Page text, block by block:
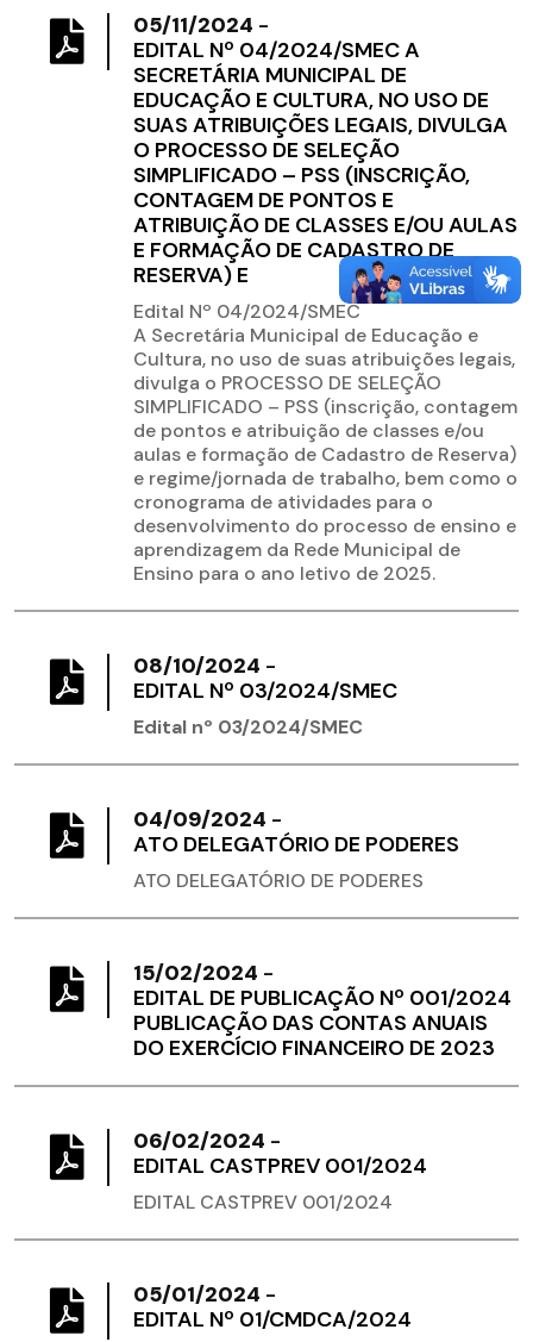
05/11/2024 -
EDITAL Nº 04/2024/SMEC A
SECRETÁRIA MUNICIPAL DE
EDUCAÇÃO E CULTURA, NO USO DE
SUAS ATRIBUIÇÕES LEGAIS, DIVULGA
O PROCESSO DE SELEÇÃO
SIMPLIFICADO – PSS (INSCRIÇÃO,
CONTAGEM DE PONTOS E
ATRIBUIÇÃO DE CLASSES E/OU AULAS
E FORMAÇÃO DE CADASTRO DE
RESERVA) E
Edital Nº 04/2024/SMEC
A Secretária Municipal de Educação e
Cultura, no uso de suas atribuições legais,
divulga o PROCESSO DE SELEÇÃO
SIMPLIFICADO – PSS (inscrição, contagem
de pontos e atribuição de classes e/ou
aulas e formação de Cadastro de Reserva)
e regime/jornada de trabalho, bem como o
cronograma de atividades para o
desenvolvimento do processo de ensino e
aprendizagem da Rede Municipal de
Ensino para o ano letivo de 2025.
08/10/2024 -
EDITAL Nº 03/2024/SMEC
Edital nº 03/2024/SMEC
04/09/2024 -
ATO DELEGATÓRIO DE PODERES
ATO DELEGATÓRIO DE PODERES
15/02/2024 -
EDITAL DE PUBLICAÇÃO Nº 001/2024
PUBLICAÇÃO DAS CONTAS ANUAIS
DO EXERCÍCIO FINANCEIRO DE 2023
06/02/2024 -
EDITAL CASTPREV 001/2024
EDITAL CASTPREV 001/2024
05/01/2024 -
EDITAL Nº 01/CMDCA/2024